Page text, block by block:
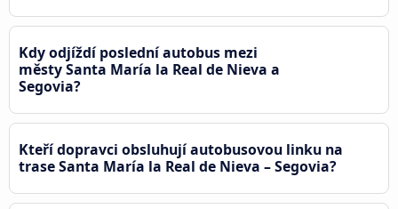
Kdy odjíždí poslední autobus mezi
městy Santa María la Real de Nieva a
Segovia?
Kteří dopravci obsluhují autobusovou linku na
trase Santa María la Real de Nieva – Segovia?